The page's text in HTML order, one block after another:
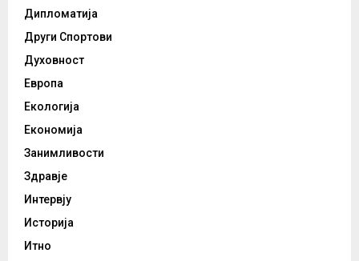
Дипломатија
Други Спортови
Духовност
Европа
Екологија
Економија
Занимливости
Здравје
Интервју
Историја
Итно